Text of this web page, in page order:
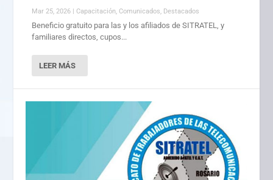
Mar 25, 2026 Capacitación, Comunicados, Destacados
Beneficio gratuito para las y los afiliados de SITRATEL, y
familiares directos, cupos...
LEER MÁS